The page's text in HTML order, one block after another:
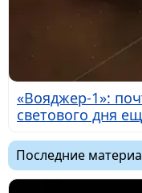
«Вояджер-1»:
светового дня
Последние